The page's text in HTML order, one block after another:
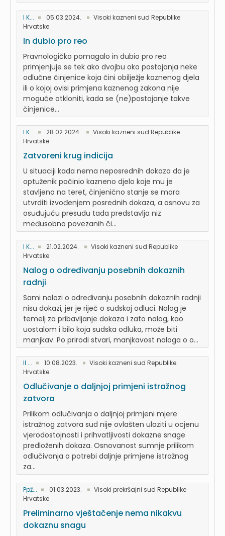
I K... 05.03.2024.
Visoki kazneni sud Republike
Hrvatske
In dubio pro reo
Pravnologičko pomagalo in dubio pro reo
primjenjuje se tek ako dvojbu oko postojanja neke
odlučne činjenice koja čini obilježje kaznenog djela
ili o kojoj ovisi primjena kaznenog zakona nije
moguće otkloniti, kada se (ne)postojanje takve
činjenice...
I K... 28.02.2024.
Visoki kazneni sud Republike
Hrvatske
Zatvoreni krug indicija
U situaciji kada nema neposrednih dokaza da je
optuženik počinio kazneno djelo koje mu je
stavljeno na teret, činjenično stanje se mora
utvrditi izvođenjem posrednih dokaza, a osnovu za
osuđujuću presudu tada predstavlja niz
međusobno povezanih či...
I K... 21.02.2024.
Visoki kazneni sud Republike
Hrvatske
Nalog o određivanju posebnih dokaznih
radnji
Sami nalozi o određivanju posebnih dokaznih radnji
nisu dokazi, jer je riječ o sudskoj odluci. Nalog je
temelj za pribavljanje dokaza i zato nalog, kao
uostalom i bilo koja sudska odluka, može biti
manjkav. Po prirodi stvari, manjkavost naloga o o...
II ... 10.08.2023.
Visoki kazneni sud Republike
Hrvatske
Odlučivanje o daljnjoj primjeni istražnog
zatvora
Prilikom odlučivanja o daljnjoj primjeni mjere
istražnog zatvora sud nije ovlašten ulaziti u ocjenu
vjerodostojnosti i prihvatljivosti dokazne snage
predloženih dokaza. Osnovanost sumnje prilikom
odlučivanja o potrebi daljnje primjene istražnog
za...
Ppž... 01.03.2023.
Visoki prekršajni sud Republike
Hrvatske
Preliminarno vještačenje nema nikakvu
dokaznu snagu